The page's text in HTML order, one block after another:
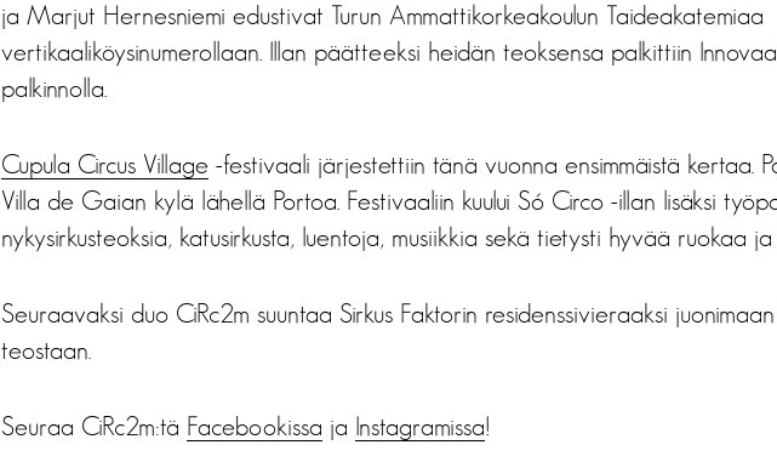
ja Marjut Hernesniemi edustivat Turun Ammattikorkeakoulun Taideakatemiaa
vertikaaliköysinumerollaan. Illan päätteeksi heidän teoksensa palkittiin
palkinnolla.
Cupula Circus Village -festivaali järjestettiin tänä vuonna ensimmäistä kertaa.
Villa de Gaian kylä lähellä Portoa. Festivaaliin kuului Só Circo -illan lisäksi
nykysirkusteoksia, katusirkusta, luentoja, musiikkia sekä tietysti hyvää ruokaa ja
Seuraavaksi duo CiRc2m suuntaa Sirkus Faktorin residenssivieraaksi
teostaan.
Seuraa CiRc2m:tä Facebookissa ja Instagramissa!